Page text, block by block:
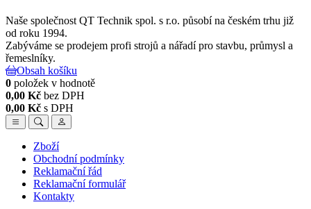
Naše společnost QT Technik spol. s r.o. působí na českém trhu již
od roku 1994.
Zabýváme se prodejem profi strojů a nářadí pro stavbu, průmysl a
řemeslníky.
Obsah košíku
0 položek v hodnotě
0,00 Kč bez DPH
0,00 Kč s DPH
Zboží
Obchodní podmínky
Reklamační řád
Reklamační formulář
Kontakty